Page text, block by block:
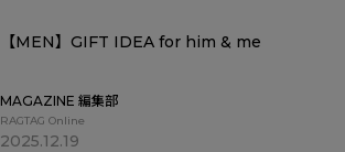
【MEN】GIFT IDEA for him & me
MAGAZINE 編集部
RAGTAG Online
2025.12.19